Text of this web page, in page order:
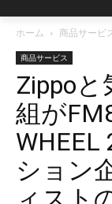
ホーム 商品サービ
商品サービス
Zippo
組が
ション